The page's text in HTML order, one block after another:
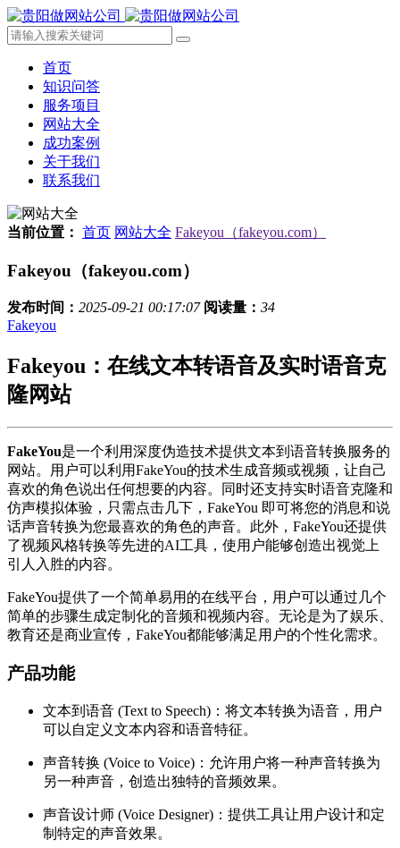
首页
知识问答
服务项目
网站大全
成功案例
关于我们
联系我们
当前位置： 首页 网站大全 Fakeyou（fakeyou.com）
Fakeyou（fakeyou.com）
发布时间： 2025-09-21 00:17:07 阅读量： 34
Fakeyou
Fakeyou：在线文本转语音及实时语音克
隆网站
FakeYou是一个利用深度伪造技术提供文本到语音转换服务的
网站。用户可以利用FakeYou的技术生成音频或视频，让自己
喜欢的角色说出任何想要的内容。同时还支持实时语音克隆和
仿声模拟体验，只需点击几下，FakeYou 即可将您的消息和说
话声音转换为您最喜欢的角色的声音。此外，FakeYou还提供
了视频风格转换等先进的AI工具，使用户能够创造出视觉上
引人入胜的内容。
FakeYou提供了一个简单易用的在线平台，用户可以通过几个
简单的步骤生成定制化的音频和视频内容。无论是为了娱乐、
教育还是商业宣传，FakeYou都能够满足用户的个性化需求。
产品功能
文本到语音 (Text to Speech)：将文本转换为语音，用户
可以自定义文本内容和语音特征。
声音转换 (Voice to Voice)：允许用户将一种声音转换为
另一种声音，创造出独特的音频效果。
声音设计师 (Voice Designer)：提供工具让用户设计和定
制特定的声音效果。